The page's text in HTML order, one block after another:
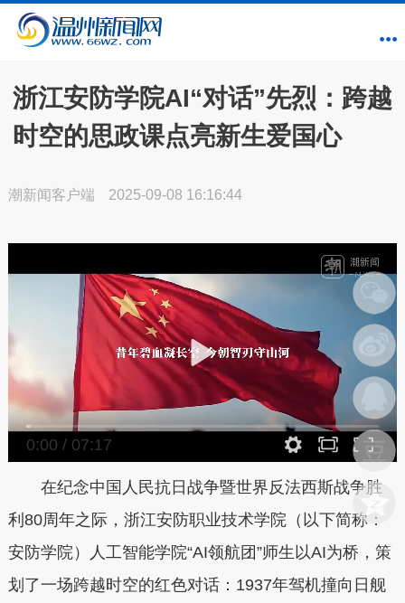
浙江安防学院AI“对话”先烈：跨越
时空的思政课点亮新生爱国心
潮新闻客户端 2025-09-08 16:16:44
0:00 / 07:17
在纪念中国人民抗日战争暨世界反法西斯战争胜
利80周年之际，浙江安防职业技术学院（以下简称：
安防学院）人工智能学院“AI领航团”师生以AI为桥，策
划了一场跨越时空的红色对话：1937年驾机撞向日舰